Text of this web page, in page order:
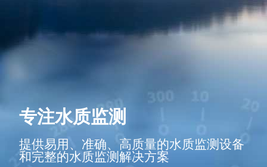
专注水质监测
提供易用、准确、高质量的水质监测设备
和完整的水质监测解决方案